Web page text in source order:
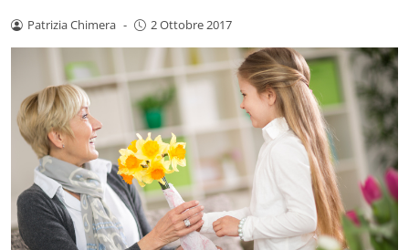
Patrizia Chimera - 2 Ottobre 2017